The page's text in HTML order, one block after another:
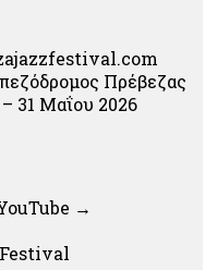
Πρέβεζας
31 Μαΐου 2026
→